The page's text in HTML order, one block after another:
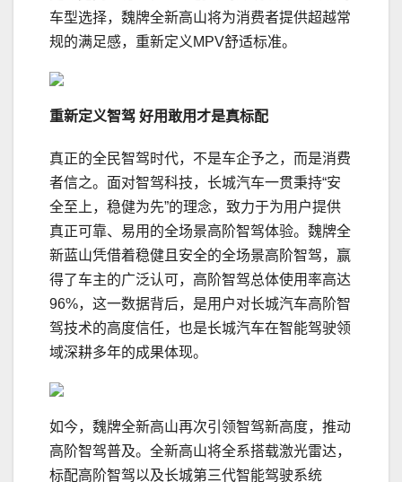
车型选择，魏牌全新高山将为消费者提供超越常
规的满足感，重新定义MPV舒适标准。
重新定义智驾 好用敢用才是真标配
真正的全民智驾时代，不是车企予之，而是消费
者信之。面对智驾科技，长城汽车一贯秉持“安
全至上，稳健为先”的理念，致力于为用户提供
真正可靠、易用的全场景高阶智驾体验。魏牌全
新蓝山凭借着稳健且安全的全场景高阶智驾，赢
得了车主的广泛认可，高阶智驾总体使用率高达
96%，这一数据背后，是用户对长城汽车高阶智
驾技术的高度信任，也是长城汽车在智能驾驶领
域深耕多年的成果体现。
如今，魏牌全新高山再次引领智驾新高度，推动
高阶智驾普及。全新高山将全系搭载激光雷达，
标配高阶智驾以及长城第三代智能驾驶系统